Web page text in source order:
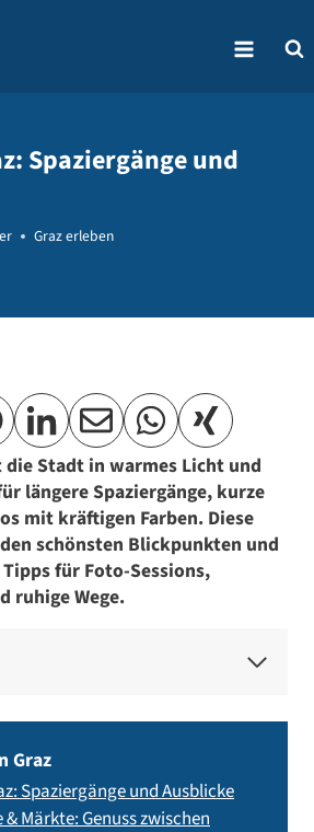
Spaziergänge und
Graz erleben
Stadt in warmes Licht und
längere Spaziergänge, kurze
mit kräftigen Farben. Diese
schönsten Blickpunkten und
für Foto-Sessions,
ruhige Wege.
Graz
Spaziergänge und Ausblicke
Märkte: Genuss zwischen